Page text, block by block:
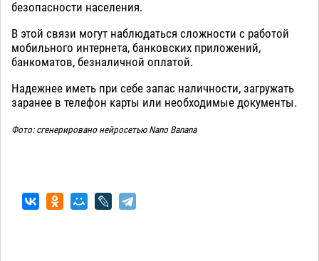
безопасности населения.
В этой связи могут наблюдаться сложности с работой
мобильного интернета, банковских приложений,
банкоматов, безналичной оплатой.
Надежнее иметь при себе запас наличности, загружать
заранее в телефон карты или необходимые документы.
Фото: сгенерировано нейросетью Nano Banana